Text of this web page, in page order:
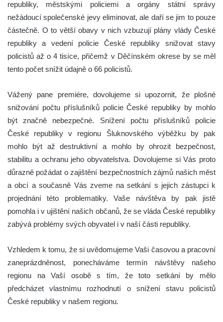
republiky, městskými policiemi a orgány státní správy
nežádoucí společenské jevy eliminovat, ale daří se jim to pouze
částečně. O to větší obavy v nich vzbuzují plány vlády České
republiky a vedení policie České republiky snižovat stavy
policistů až o 4 tisíce, přičemž v Děčínském okrese by se měl
tento počet snížit údajně o 66 policistů.
Vážený pane premiére, dovolujeme si upozornit, že plošné
snižování počtu příslušníků policie České republiky by mohlo
být značně nebezpečné. Snížení počtu příslušníků policie
České republiky v regionu Šluknovského výběžku by pak
mohlo být až destruktivní a mohlo by ohrozit bezpečnost,
stabilitu a ochranu jeho obyvatelstva. Dovolujeme si Vás proto
důrazně požádat o zajištění bezpečnostních zájmů našich měst
a obcí a současně Vás zveme na setkání s jejich zástupci k
projednání této problematiky. Vaše návštěva by pak jistě
pomohla i v ujištění našich občanů, že se vláda České republiky
zabývá problémy svých obyvatel i v naší části republiky.
Vzhledem k tomu, že si uvědomujeme Vaši časovou a pracovní
zaneprázdněnost, ponecháváme termín návštěvy našeho
regionu na Vaší osobě s tím, že toto setkání by mělo
předcházet vlastnímu rozhodnutí o snížení stavu policistů
České republiky v našem regionu.